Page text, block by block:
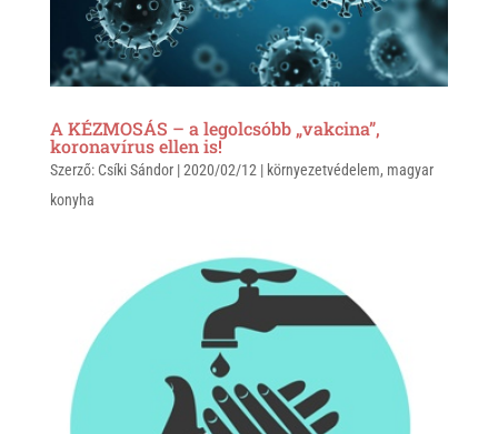
A KÉZMOSÁS – a legolcsóbb „vakcina”,
koronavírus ellen is!
Szerző: Csíki Sándor|2020/02/12 | környezetvédelem, magyar
konyha